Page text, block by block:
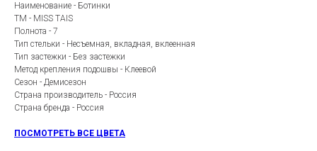
Наименование - Ботинки
ТМ - MISS TAIS
Полнота - 7
Тип стельки - Несъемная, вкладная, вклеенная
Тип застежки - Без застежки
Метод крепления подошвы - Клеевой
Сезон - Демисезон
Страна производитель - Россия
Страна бренда - Россия
ПОСМОТРЕТЬ ВСЕ ЦВЕТА